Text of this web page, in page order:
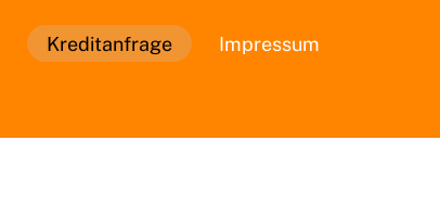
Kreditanfrage Impressum